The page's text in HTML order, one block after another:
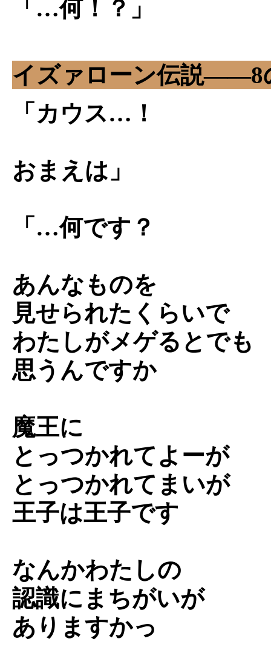
「…何！？」
イズァローン伝説
「カウス…！
おまえは」
「…何です？
あんなものを
見せられたくらいで
わたしがメゲるとでも
思うんですか
魔王に
とっつかれてよーが
とっつかれてまいが
王子は王子です
なんかわたしの
認識にまちがいが
ありますかっ